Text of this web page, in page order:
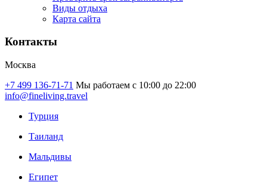
Виды отдыха
Карта сайта
Контакты
Москва
+7 499 136-71-71 Мы работаем с 10:00 до 22:00
info@fineliving.travel
Турция
Таиланд
Мальдивы
Египет